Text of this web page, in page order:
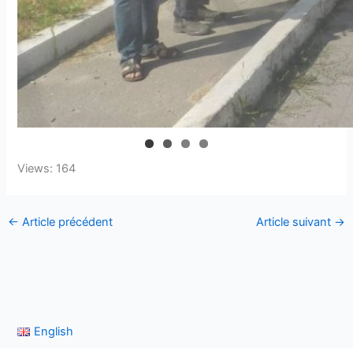
Views: 164
← Article précédent Article suivant →
English